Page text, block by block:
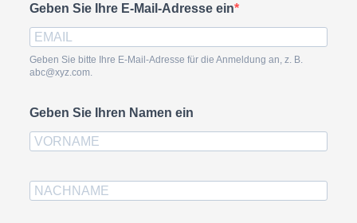
Geben Sie Ihre E-Mail-Adresse ein
Geben Sie bitte Ihre E-Mail-Adresse für die Anmeldung an, z. B.
abc@xyz.com.
Geben Sie Ihren Namen ein